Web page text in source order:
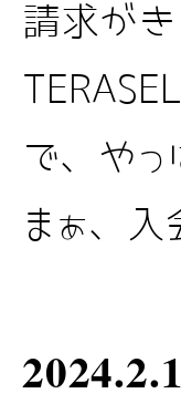
請求が
で、や
まぁ、